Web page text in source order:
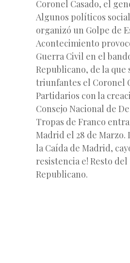
Coronel Casado, el
Algunos políticos
organizó un Golpe de
Acontecimiento
Guerra Civil en el
Republicano, de la que
triunfantes el Coronel
Partidarios con la
Consejo Nacional de
Tropas de Franco
Madrid el 28 de Marzo.
la Caída de Madrid,
resistencia e! Resto
Republicano.